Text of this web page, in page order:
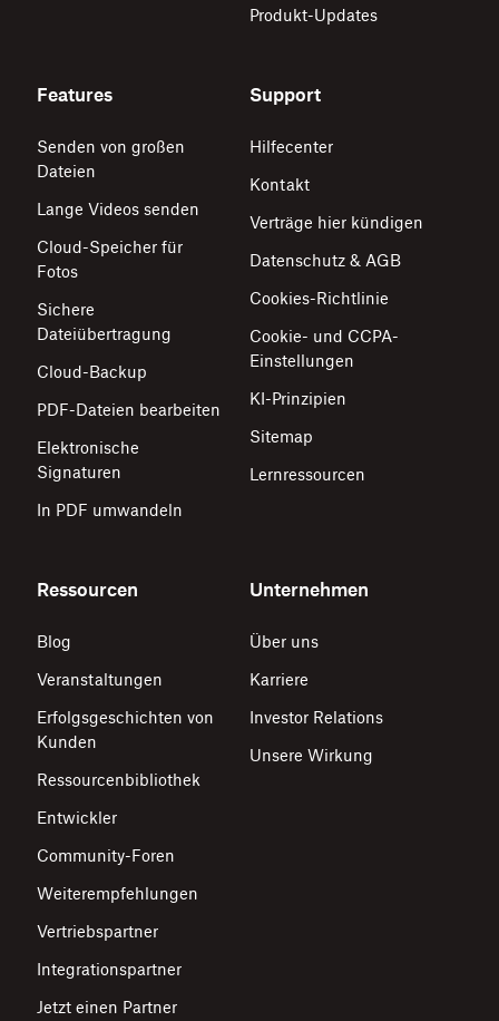
Produkt-Updates
Features
Senden von großen
Dateien
Lange Videos senden
Cloud-Speicher für
Fotos
Sichere
Dateiübertragung
Cloud-Backup
PDF-Dateien bearbeiten
Elektronische
Signaturen
In PDF umwandeln
Support
Hilfecenter
Kontakt
Verträge hier kündigen
Datenschutz & AGB
Cookies-Richtlinie
Cookie- und CCPA-
Einstellungen
KI-Prinzipien
Sitemap
Lernressourcen
Ressourcen
Blog
Veranstaltungen
Erfolgsgeschichten von
Kunden
Ressourcenbibliothek
Entwickler
Community-Foren
Weiterempfehlungen
Vertriebspartner
Integrationspartner
Jetzt einen Partner
Unternehmen
Über uns
Karriere
Investor Relations
Unsere Wirkung